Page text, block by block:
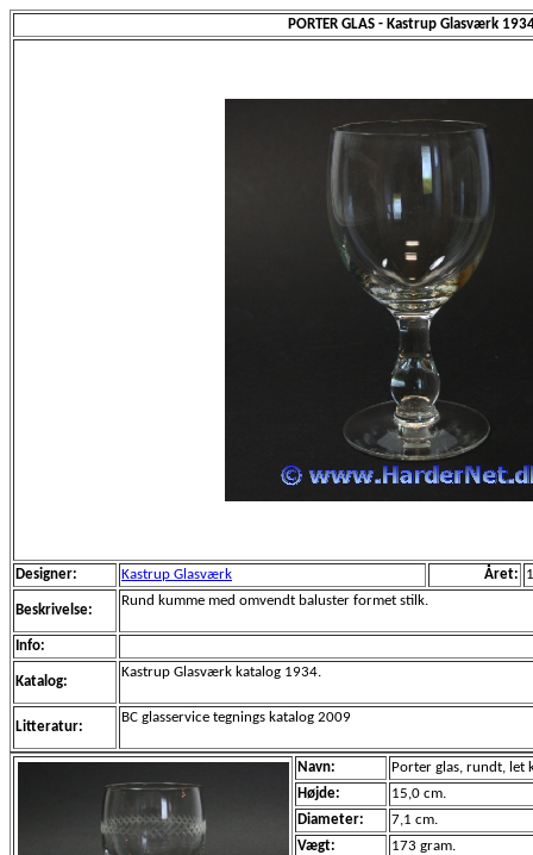
PORTER GLAS - Kastrup Glasværk
Designer: Kastrup Glasværk Året:
Beskrivelse:
Rund kumme med omvendt baluster formet stilk.
Info:
Katalog:
Kastrup Glasværk katalog 1934.
Litteratur:
BC glasservice tegnings katalog 2009
Navn:
Porter glas, rundt, let
Højde:
15,0 cm.
Diameter:
7,1 cm.
Vægt:
173 gram.